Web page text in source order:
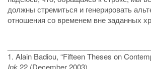
должны стремиться и генерировать
отношения со временем вне заданных
1. Alain Badiou, “Fifteen Theses on